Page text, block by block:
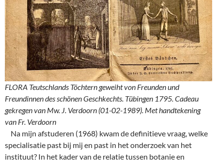
FLORA Teutschlands Töchtern geweiht von Freunden und
Freundinnen des schönen Geschkechts. Tübingen 1795. Cadeau
gekregen van Mw. J. Verdoorn (01-02-1989). Met handtekening
van Fr. Verdoorn
Na mijn afstuderen (1968) kwam de definitieve vraag, welke
specialisatie past bij mij en past in het onderzoek van het
instituut? In het kader van de relatie tussen botanie en